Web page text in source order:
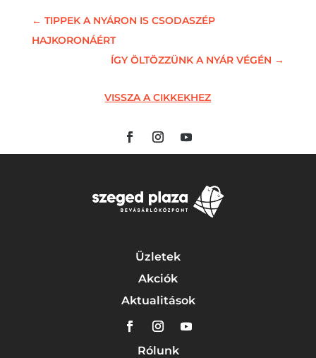
← TIPPEK A NYÁRON IS CSODASZÉP
HAJKORONÁÉRT
ÍGY ÖLTÖZZÜNK A NYÁR VÉGÉN →
VISSZA A CIKKEKHEZ
Üzletek
Akciók
Aktualitások
Rólunk